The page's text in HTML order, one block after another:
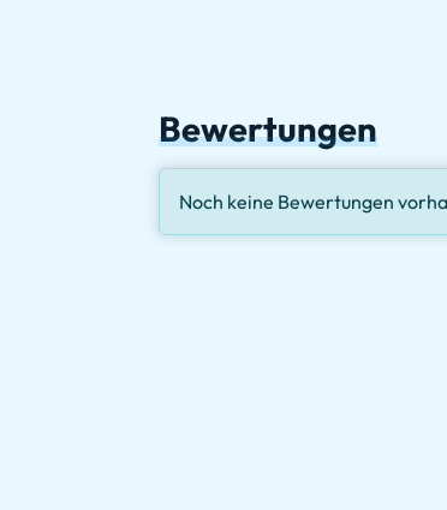
Bewertungen
Noch keine Bewertungen